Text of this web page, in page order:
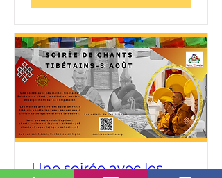
Une soirée avec les